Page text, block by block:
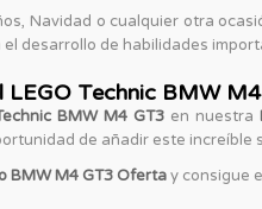
Navidad o cualquier otra
desarrollo de habilidades
LEGO Technic BMW
BMW M4 GT3 en nuestra
de añadir este increíble
BMW M4 GT3 Ofertay consigue